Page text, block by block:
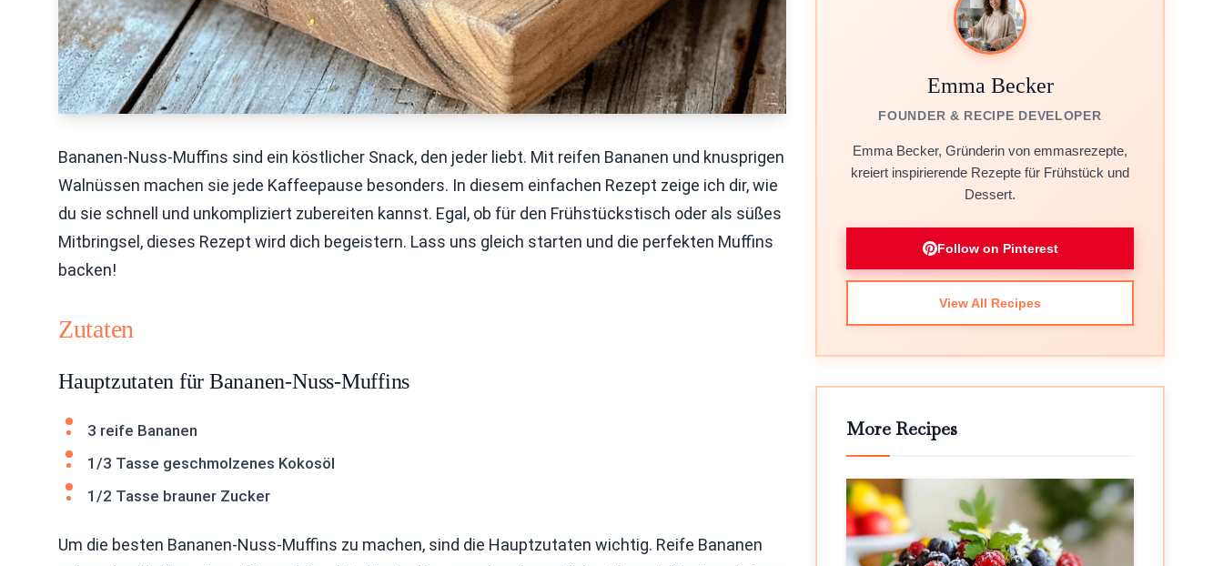
Bananen-Nuss-Muffins sind ein köstlicher Snack, den jeder liebt. Mit reifen Bananen und knusprigen
Walnüssen machen sie jede Kaffeepause besonders. In diesem einfachen Rezept zeige ich dir, wie
du sie schnell und unkompliziert zubereiten kannst. Egal, ob für den Frühstückstisch oder als süßes
Mitbringsel, dieses Rezept wird dich begeistern. Lass uns gleich starten und die perfekten Muffins
backen!
Zutaten
Hauptzutaten für Bananen-Nuss-Muffins
3 reife Bananen
1/3 Tasse geschmolzenes Kokosöl
1/2 Tasse brauner Zucker
Um die besten Bananen-Nuss-Muffins zu machen, sind die Hauptzutaten wichtig. Reife Bananen
Emma Becker
FOUNDER & RECIPE DEVELOPER
Emma Becker, Gründerin von emmasrezepte,
kreiert inspirierende Rezepte für Frühstück und
Dessert.
Follow on Pinterest
View All Recipes
More Recipes